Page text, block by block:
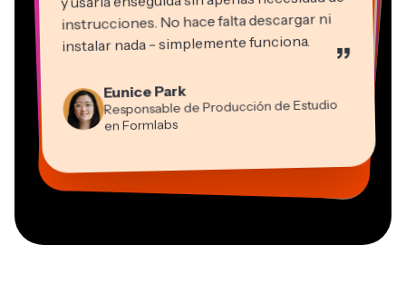
instrucciones. No hace falta descargar ni
instalar nada - simplemente funciona. ”
Eunice Park
Responsable de Producción de Estudio
en Formlabs
Grant Taleck
Panos Papagapiou
Socio Director en EPATHLON
Kerry-lee Farla
Youtuber
Gracie Peng
Director de Contenidos
Martin James
Heidi Rae
Educación
Natasha Ball
Consultor
Mitch Rawlings
Dina Segovia
Trabajador freelance virtual